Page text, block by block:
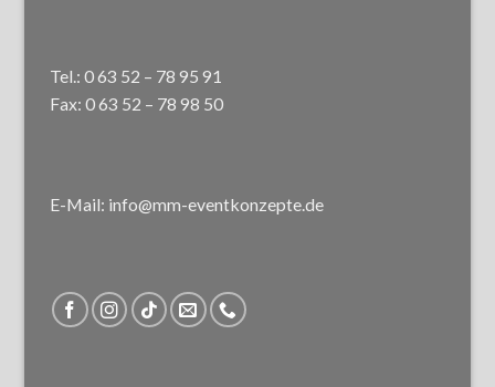
Tel.: 0 63 52 – 78 95 91
Fax: 0 63 52 – 78 98 50
E-Mail: info@mm-eventkonzepte.de